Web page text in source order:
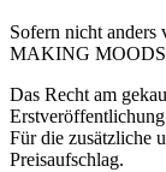
Sofern nicht anders
MAKING MOODS
Das Recht am
Für die zusätzliche
Preisaufschlag.